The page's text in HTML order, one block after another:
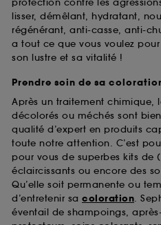
lisser, démêlant, hydratant,
régénérant, anti-casse, anti-
a tout ce que vous voulez
son lustre et sa vitalité !
Prendre soin de sa
Après un traitement chimique,
décolorés ou méchés sont
qualité d’expert en produits
toute notre attention. C’est
pour vous de superbes kits de
éclaircissants ou encore des
Qu’elle soit permanente ou
d’entretenir sa coloration.
éventail de shampoings,